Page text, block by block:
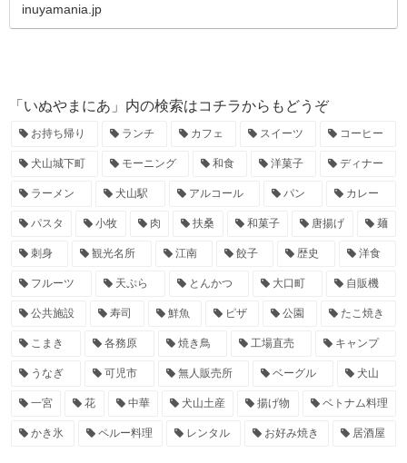
inuyamania.jp
「いぬやまにあ」内の検索はコチラからもどうぞ
お持ち帰り ランチ カフェ スイーツ コーヒー
犬山城下町 モーニング 和食 洋菓子 ディナー
ラーメン 犬山駅 アルコール パン カレー
パスタ 小牧 肉 扶桑 和菓子 唐揚げ 麺
刺身 観光名所 江南 餃子 歴史 洋食
フルーツ 天ぷら とんかつ 大口町 自販機
公共施設 寿司 鮮魚 ピザ 公園 たこ焼き
こまき 各務原 焼き鳥 工場直売 キャンプ
うなぎ 可児市 無人販売所 ベーグル 犬山
一宮 花 中華 犬山土産 揚げ物 ベトナム料理
かき氷 ペルー料理 レンタル お好み焼き 居酒屋